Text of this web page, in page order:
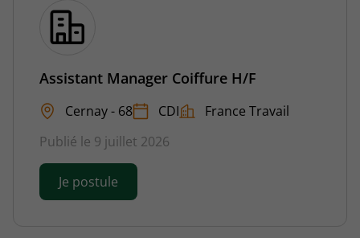
Assistant Manager Coiffure H/F
Cernay - 68 CDI
France Travail
Publié le 9 juillet 2026
Je postule